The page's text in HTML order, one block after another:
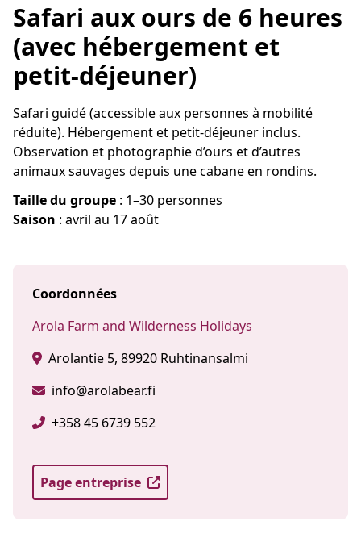
Safari aux ours de 6 heures
(avec hébergement et
petit-déjeuner)
Safari guidé (accessible aux personnes à mobilité
réduite). Hébergement et petit-déjeuner inclus.
Observation et photographie d’ours et d’autres
animaux sauvages depuis une cabane en rondins.
Taille du groupe : 1–30 personnes
Saison : avril au 17 août
Coordonnées
Arola Farm and Wilderness Holidays
Arolantie 5, 89920 Ruhtinansalmi
info@arolabear.fi
+358 45 6739 552
Page entreprise